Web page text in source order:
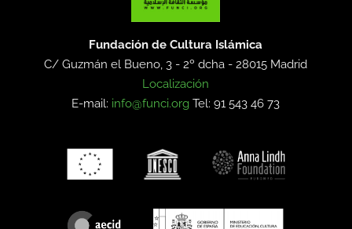
Fundación de Cultura Islámica
C/ Guzmán el Bueno, 3 - 2º dcha -28015 Madrid
Localización
E-mail: info@funci.org Tel: 91 543 46 73